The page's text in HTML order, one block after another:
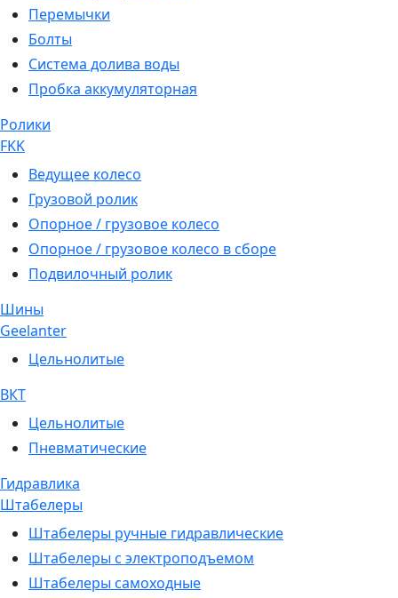
Перемычки
Болты
Система долива воды
Пробка аккумуляторная
Ролики
FKK
Ведущее колесо
Грузовой ролик
Опорное / грузовое колесо
Опорное / грузовое колесо в сборе
Подвилочный ролик
Шины
Geelanter
Цельнолитые
ВКТ
Цельнолитые
Пневматические
Гидравлика
Штабелеры
Штабелеры ручные гидравлические
Штабелеры с электроподъемом
Штабелеры самоходные